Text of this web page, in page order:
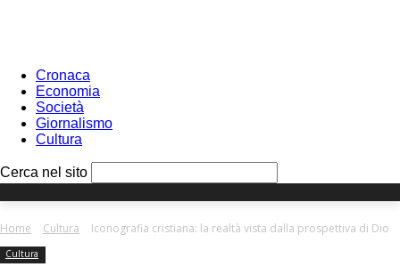
Cronaca
Economia
Società
Giornalismo
Cultura
your password
Cerca nel sito
Home Cultura Iconografia cristiana: la realtà vista dalla prospettiva di Dio
Cultura